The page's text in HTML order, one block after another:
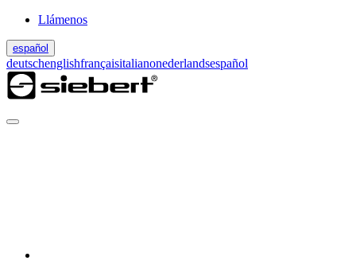
Llámenos
español
deutschenglishfrançaisitalianonederlandsespañol